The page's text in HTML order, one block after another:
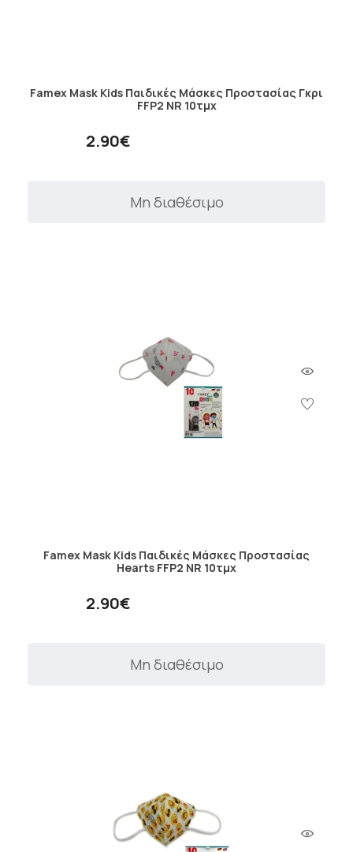
Famex Mask Kids Παιδικές Μάσκες Προστασίας Γκρι
FFP2 NR 10τμχ
2.90€
Μη διαθέσιμο
Famex Mask Kids Παιδικές Μάσκες Προστασίας
Hearts FFP2 NR 10τμχ
2.90€
Μη διαθέσιμο